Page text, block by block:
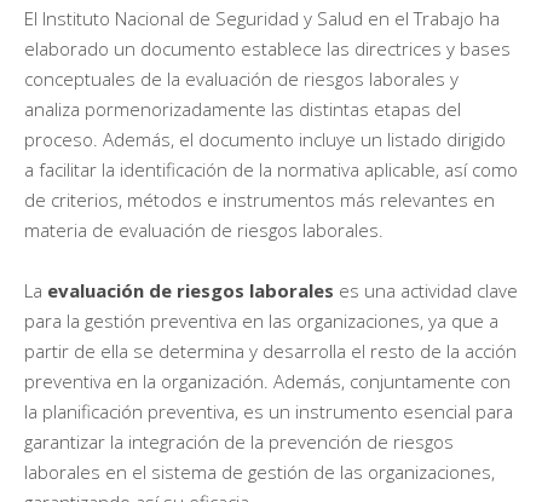
El Instituto Nacional de Seguridad y Salud en el Trabajo ha
elaborado un documento establece las directrices y bases
conceptuales de la evaluación de riesgos laborales y
analiza pormenorizadamente las distintas etapas del
proceso. Además, el documento incluye un listado dirigido
a facilitar la identificación de la normativa aplicable, así como
de criterios, métodos e instrumentos más relevantes en
materia de evaluación de riesgos laborales.
La evaluación de riesgos laborales es una actividad clave
para la gestión preventiva en las organizaciones, ya que a
partir de ella se determina y desarrolla el resto de la acción
preventiva en la organización. Además, conjuntamente con
la planificación preventiva, es un instrumento esencial para
garantizar la integración de la prevención de riesgos
laborales en el sistema de gestión de las organizaciones,